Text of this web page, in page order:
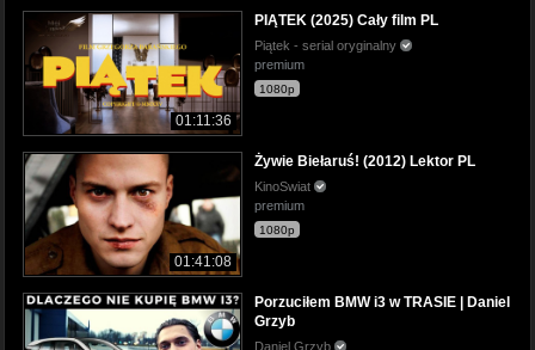
01:11:36
PIĄTEK (2025) Cały film PL
Piątek - serial oryginalny
premium
1080p
01:41:08
Żywie Biełaruś! (2012) Lektor PL
KinoSwiat
premium
1080p
Porzuciłem BMW i3 w TRASIE | Daniel
Grzyb
Daniel Grzyb